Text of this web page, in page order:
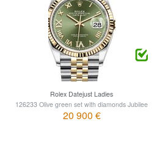
Rolex Datejust Ladies
126233 Olive green set with diamonds Jubilee
20 900 €